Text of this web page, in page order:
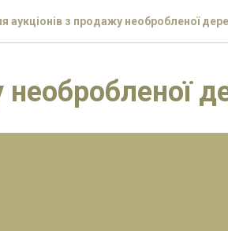
аукціонів з продажу необробленої